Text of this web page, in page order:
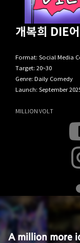
개복희 DIE어
Format: Social Media
Target: 20~30
Genre: Daily Comedy
Launch: September
MILLION VOLT
A million more